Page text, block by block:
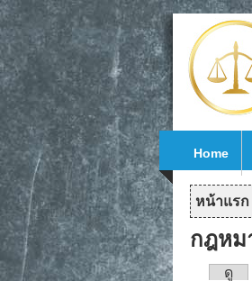
Skip to main content
Home
คุณอ
หน้าแรก
กฎหม
ดู